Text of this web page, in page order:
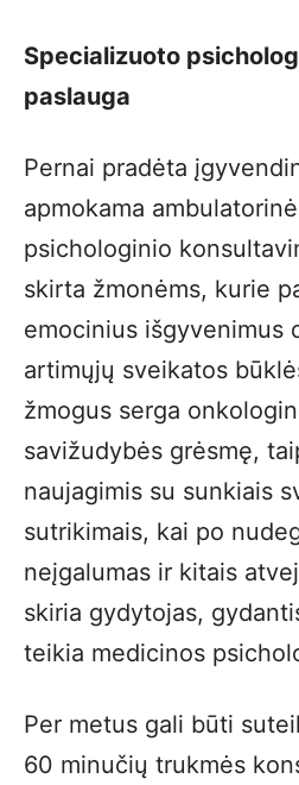
Specializuoto
paslauga
Pernai pradėta
apmokama
psichologinio
skirta žmonėms, kurie
emocinius išgyvenimus
artimųjų sveikatos
žmogus serga
savižudybės grėsmę,
naujagimis su sunkiais
sutrikimais, kai po
neįgalumas ir kitais
skiria gydytojas,
teikia medicinos
Per metus gali būti
60 minučių trukmės